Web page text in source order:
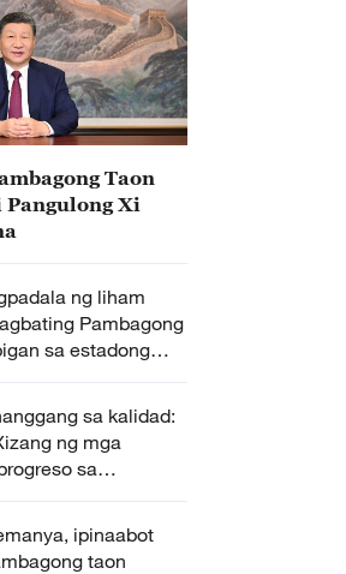
Taon
Pangulong Xi
ng liham
Pambagong
sa estadong
sa kalidad:
ng mga
sa
ng 60 taon
ipinaabot
taon